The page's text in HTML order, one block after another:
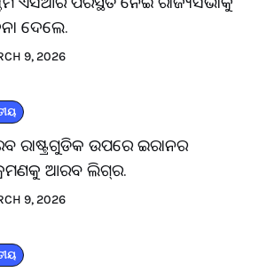
ଦେଲେ.
9, 2026
ରାଷ୍ଟ୍ରଗୁଡିକ ଉପରେ ଇରାନର
ଆରବ ଲିଗ୍‌ର.
9, 2026